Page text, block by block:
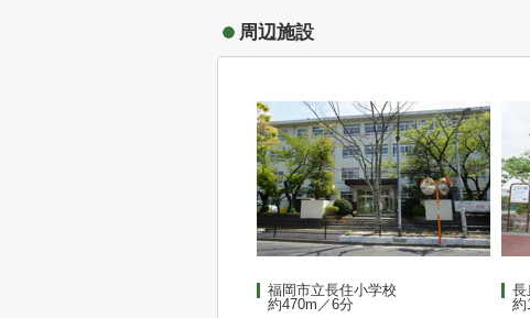
周辺施設
福岡市立長住小学校
約470m／6分
長
約